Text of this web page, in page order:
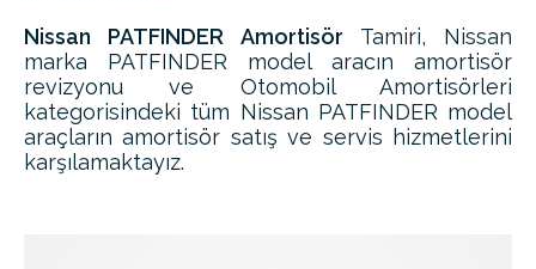
Nissan PATFINDER Amortisör Tamiri, Nissan
marka PATFINDER model aracın amortisör
revizyonu ve Otomobil Amortisörleri
kategorisindeki tüm Nissan PATFINDER model
araçların amortisör satış ve servis hizmetlerini
karşılamaktayız.